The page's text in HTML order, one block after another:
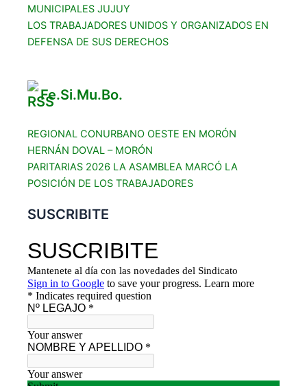
MUNICIPALES JUJUY
LOS TRABAJADORES UNIDOS Y ORGANIZADOS EN
DEFENSA DE SUS DERECHOS
Fe.Si.Mu.Bo.
REGIONAL CONURBANO OESTE EN MORÓN
HERNÁN DOVAL – MORÓN
PARITARIAS 2026 LA ASAMBLEA MARCÓ LA
POSICIÓN DE LOS TRABAJADORES
SUSCRIBITE